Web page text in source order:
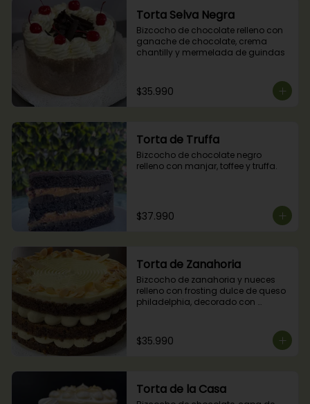
Torta Selva Negra
Bizcocho de chocolate relleno con
ganache de chocolate, crema
chantilly y mermelada de guindas
$35.990
Torta de Truffa
Bizcocho de chocolate negro
relleno con manjar, toffee y truffa.
$37.990
Torta de Zanahoria
Bizcocho de zanahoria y nueces
relleno con frosting dulce de queso
philadelphia, decorado con
$35.990
Torta de la Casa